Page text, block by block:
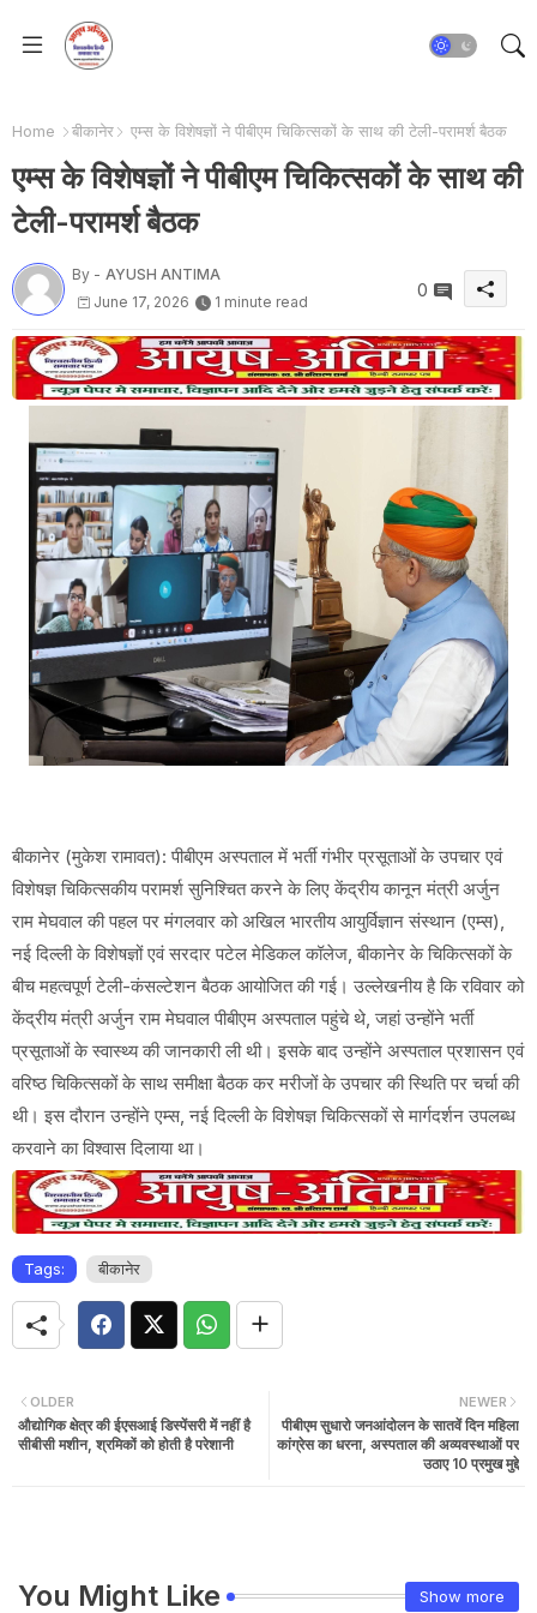
Home बीकानेर एम्स के विशेषज्ञों ने पीबीएम चिकित्सकों के साथ की टेली-परामर्श बैठक
एम्स के विशेषज्ञों ने पीबीएम चिकित्सकों के साथ की
टेली-परामर्श बैठक
By - AYUSH ANTIMA
June 17, 2026
1 minute read
0
बीकानेर (मुकेश रामावत): पीबीएम अस्पताल में भर्ती गंभीर प्रसूताओं के उपचार एवं
विशेषज्ञ चिकित्सकीय परामर्श सुनिश्चित करने के लिए केंद्रीय कानून मंत्री अर्जुन
राम मेघवाल की पहल पर मंगलवार को अखिल भारतीय आयुर्विज्ञान संस्थान (एम्स),
नई दिल्ली के विशेषज्ञों एवं सरदार पटेल मेडिकल कॉलेज, बीकानेर के चिकित्सकों के
बीच महत्वपूर्ण टेली-कंसल्टेशन बैठक आयोजित की गई। उल्लेखनीय है कि रविवार को
केंद्रीय मंत्री अर्जुन राम मेघवाल पीबीएम अस्पताल पहुंचे थे, जहां उन्होंने भर्ती
प्रसूताओं के स्वास्थ्य की जानकारी ली थी। इसके बाद उन्होंने अस्पताल प्रशासन एवं
वरिष्ठ चिकित्सकों के साथ समीक्षा बैठक कर मरीजों के उपचार की स्थिति पर चर्चा की
थी। इस दौरान उन्होंने एम्स, नई दिल्ली के विशेषज्ञ चिकित्सकों से मार्गदर्शन उपलब्ध
करवाने का विश्वास दिलाया था।
Tags: बीकानेर
NEWER
पीबीएम सुधारो जनआंदोलन के सातवें दिन महिला
कांग्रेस का धरना, अस्पताल की अव्यवस्थाओं पर
उठाए 10 प्रमुख मुद्दे
OLDER
औद्योगिक क्षेत्र की ईएसआई डिस्पेंसरी में नहीं है
सीबीसी मशीन, श्रमिकों को होती है परेशानी
You Might Like Show more